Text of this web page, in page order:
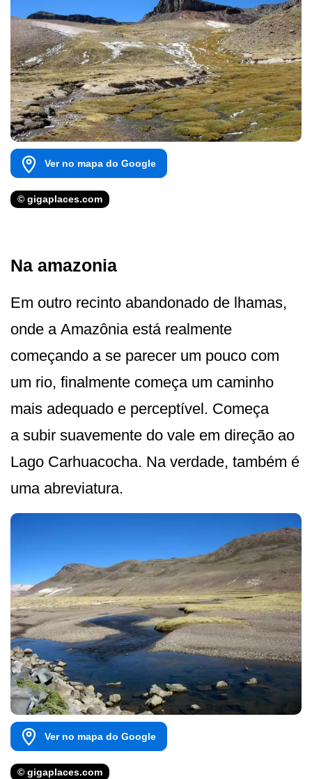
Ver no mapa do Google
© gigaplaces.com
Na amazonia
Em outro recinto abandonado de lhamas,
onde a Amazônia está realmente
começando a se parecer um pouco com
um rio, finalmente começa um caminho
mais adequado e perceptível. Começa
a subir suavemente do vale em direção ao
Lago Carhuacocha. Na verdade, também é
uma abreviatura.
Ver no mapa do Google
© gigaplaces.com